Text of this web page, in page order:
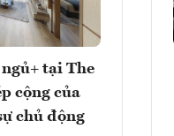
tại The
cộng của
chủ động